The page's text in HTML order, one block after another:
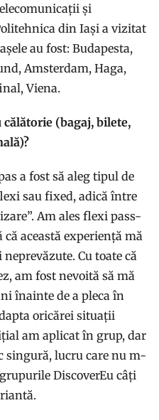
și
din Iași a vizitat
au fost: Budapesta,
Amsterdam, Haga,
Viena.
(bagaj, bilete,
a fost să aleg tipul de
sau fixed, adică între
Am ales flexi pass-
această experiență mă
Cu toate că
am fost nevoită să mă
înainte de a pleca în
oricărei situații
am aplicat în grup, dar
singură, lucru care nu m-
DiscoverEu câți